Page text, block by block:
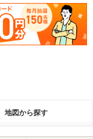
地図から探す